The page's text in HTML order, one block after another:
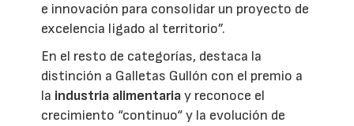
e innovación para consolidar un proyecto de
excelencia ligado al territorio”.
En el resto de categorías, destaca la
distinción a Galletas Gullón con el premio a
la industria alimentariay reconoce el
crecimiento “continuo“ y la evolución de